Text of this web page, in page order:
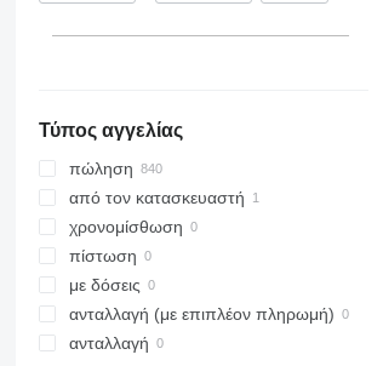
Τύπος αγγελίας
πώληση
από τον κατασκευαστή
χρονομίσθωση
πίστωση
με δόσεις
ανταλλαγή (με επιπλέον πληρωμή)
ανταλλαγή